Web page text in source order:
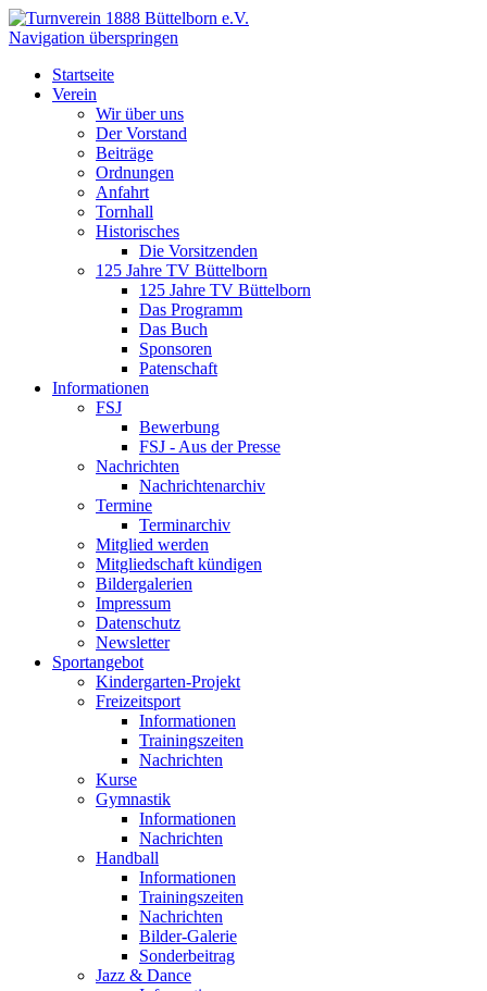
Navigation überspringen
Startseite
Verein
Wir über uns
Der Vorstand
Beiträge
Ordnungen
Anfahrt
Tornhall
Historisches
Die Vorsitzenden
125 Jahre TV Büttelborn
125 Jahre TV Büttelborn
Das Programm
Das Buch
Sponsoren
Patenschaft
Informationen
FSJ
Bewerbung
FSJ - Aus der Presse
Nachrichten
Nachrichtenarchiv
Termine
Terminarchiv
Mitglied werden
Mitgliedschaft kündigen
Bildergalerien
Impressum
Datenschutz
Newsletter
Sportangebot
Kindergarten-Projekt
Freizeitsport
Informationen
Trainingszeiten
Nachrichten
Kurse
Gymnastik
Informationen
Nachrichten
Handball
Informationen
Trainingszeiten
Nachrichten
Bilder-Galerie
Sonderbeitrag
Jazz & Dance